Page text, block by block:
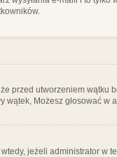
przed utworzeniem wątku
wątek, Możesz głosować w
jeżeli administrator w